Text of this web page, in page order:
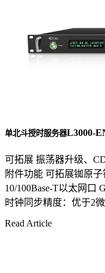
单北斗授时服务器L3000-
可拓展 振荡器升级、
附件功能 可拓展铷原
10/100Base-T以太网口
时钟同步精度：优于2
Read Article